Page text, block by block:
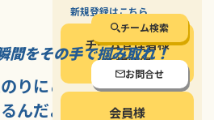
チーム検索
お問合せ
新規登録はこちら
チーム管理者様
新規登録
会員様
間をその手で掴み取れ！
りにこそ大きな意味が
んだよ」